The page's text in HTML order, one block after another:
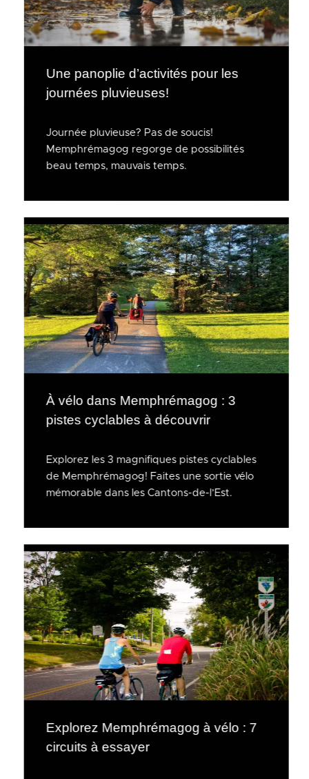
Une panoplie d’activités pour les
journées pluvieuses!
Journée pluvieuse? Pas de soucis!
Memphrémagog regorge de possibilités
beau temps, mauvais temps.
À vélo dans Memphrémagog : 3
pistes cyclables à découvrir
Explorez les 3 magnifiques pistes cyclables
de Memphrémagog! Faites une sortie vélo
mémorable dans les Cantons-de-l’Est.
Explorez Memphrémagog à vélo : 7
circuits à essayer